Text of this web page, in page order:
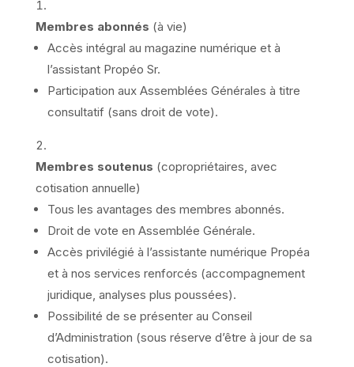
Membres abonnés (à vie)
Accès intégral au magazine numérique et à
l’assistant Propéo Sr.
Participation aux Assemblées Générales à titre
consultatif (sans droit de vote).
Membres soutenus (copropriétaires, avec
cotisation annuelle)
Tous les avantages des membres abonnés.
Droit de vote en Assemblée Générale.
Accès privilégié à l’assistante numérique Propéa
et à nos services renforcés (accompagnement
juridique, analyses plus poussées).
Possibilité de se présenter au Conseil
d’Administration (sous réserve d’être à jour de sa
cotisation).